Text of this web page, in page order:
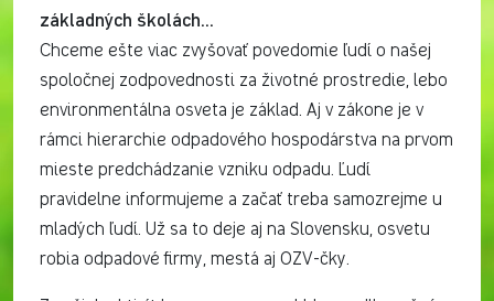
základných školách…
Chceme ešte viac zvyšovať povedomie ľudí o našej
spoločnej zodpovednosti za životné prostredie, lebo
environmentálna osveta je základ. Aj v zákone je v
rámci hierarchie odpadového hospodárstva na prvom
mieste predchádzanie vzniku odpadu. Ľudí
pravidelne informujeme a začať treba samozrejme u
mladých ľudí. Už sa to deje aj na Slovensku, osvetu
robia odpadové firmy, mestá aj OZV-čky.